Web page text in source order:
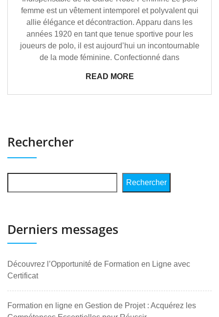
femme est un vêtement intemporel et polyvalent qui
allie élégance et décontraction. Apparu dans les
années 1920 en tant que tenue sportive pour les
joueurs de polo, il est aujourd’hui un incontournable
de la mode féminine. Confectionné dans
READ MORE
Rechercher
Rechercher
Derniers messages
Découvrez l’Opportunité de Formation en Ligne avec
Certificat
Formation en ligne en Gestion de Projet : Acquérez les